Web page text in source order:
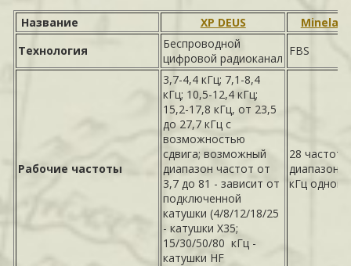
Название XP DEUS
Minelab
Технология
Беспроводной
цифровой радиоканал
FBS
Рабочие частоты
3,7-4,4 кГц; 7,1-8,4
кГц; 10,5-12,4 кГц;
15,2-17,8 кГц, от 23,5
до 27,7 кГц с
возможностью
сдвига; возможный
диапазон частот от
3,7 до 81 - зависит от
подключенной
катушки (4/8/12/18/25
- катушки Х35;
15/30/50/80 кГц -
катушки HF
28 частот
диапазоне
кГц